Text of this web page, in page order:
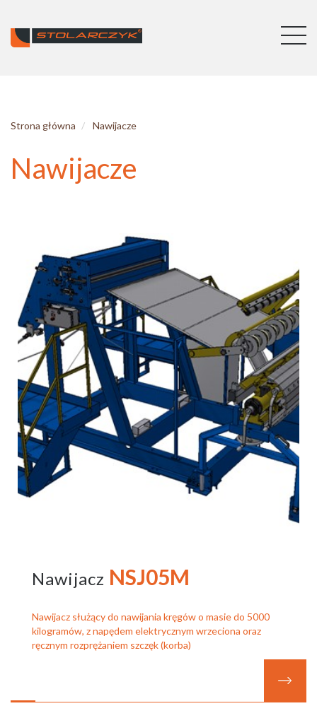
Strona główna Nawijacze
Nawijacze
Nawijacz NSJ05M
Nawijacz służący do nawijania kręgów o masie do 5000
kilogramów, z napędem elektrycznym wrzeciona oraz
ręcznym rozprężaniem szczęk (korba)